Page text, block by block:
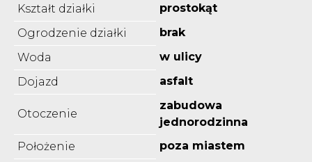
Kształt działki
prostokąt
Ogrodzenie działki
brak
Woda
w ulicy
Dojazd
asfalt
Otoczenie
zabudowa
jednorodzinna
Położenie
poza miastem